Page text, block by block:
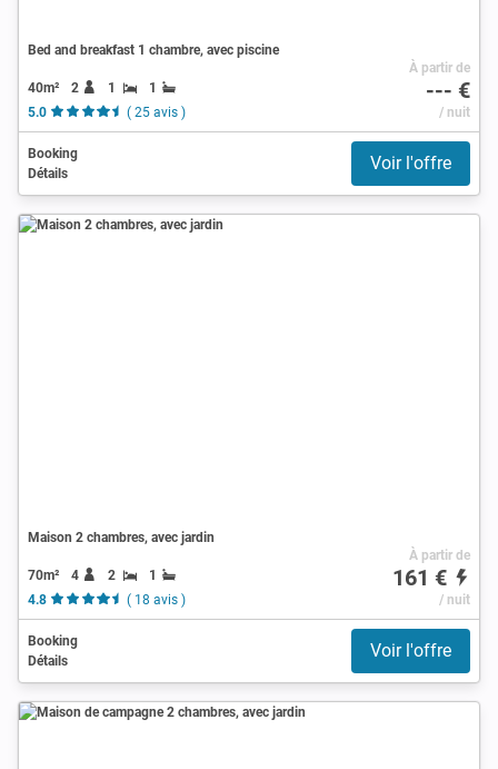
Bed and breakfast 1 chambre, avec piscine
40m² 2 1
1
5.0
( 25 avis )
À partir de
--- €
/ nuit
Booking
Détails
Voir l'offre
Maison 2 chambres, avec jardin
70m² 4 2
1
4.8
( 18 avis )
À partir de
161 €
/ nuit
Booking
Détails
Voir l'offre